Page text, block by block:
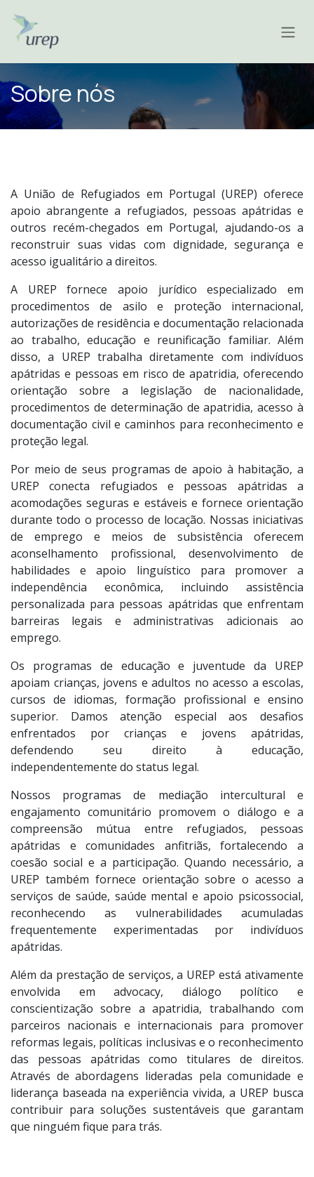
Sobre nós
A União de Refugiados em Portugal (UREP) oferece
apoio abrangente a refugiados, pessoas apátridas e
outros recém-chegados em Portugal, ajudando-os a
reconstruir suas vidas com dignidade, segurança e
acesso igualitário a direitos.
A UREP fornece apoio jurídico especializado em
procedimentos de asilo e proteção internacional,
autorizações de residência e documentação relacionada
ao trabalho, educação e reunificação familiar. Além
disso, a UREP trabalha diretamente com indivíduos
apátridas e pessoas em risco de apatridia, oferecendo
orientação sobre a legislação de nacionalidade,
procedimentos de determinação de apatridia, acesso à
documentação civil e caminhos para reconhecimento e
proteção legal.
Por meio de seus programas de apoio à habitação, a
UREP conecta refugiados e pessoas apátridas a
acomodações seguras e estáveis e fornece orientação
durante todo o processo de locação. Nossas iniciativas
de emprego e meios de subsistência oferecem
aconselhamento profissional, desenvolvimento de
habilidades e apoio linguístico para promover a
independência econômica, incluindo assistência
personalizada para pessoas apátridas que enfrentam
barreiras legais e administrativas adicionais ao
emprego.
Os programas de educação e juventude da UREP
apoiam crianças, jovens e adultos no acesso a escolas,
cursos de idiomas, formação profissional e ensino
superior. Damos atenção especial aos desafios
enfrentados por crianças e jovens apátridas,
defendendo seu direito à educação,
independentemente do status legal.
Nossos programas de mediação intercultural e
engajamento comunitário promovem o diálogo e a
compreensão mútua entre refugiados, pessoas
apátridas e comunidades anfitriãs, fortalecendo a
coesão social e a participação. Quando necessário, a
UREP também fornece orientação sobre o acesso a
serviços de saúde, saúde mental e apoio psicossocial,
reconhecendo as vulnerabilidades acumuladas
frequentemente experimentadas por indivíduos
apátridas.
Além da prestação de serviços, a UREP está ativamente
envolvida em advocacy, diálogo político e
conscientização sobre a apatridia, trabalhando com
parceiros nacionais e internacionais para promover
reformas legais, políticas inclusivas e o reconhecimento
das pessoas apátridas como titulares de direitos.
Através de abordagens lideradas pela comunidade e
liderança baseada na experiência vivida, a UREP busca
contribuir para soluções sustentáveis que garantam
que ninguém fique para trás.